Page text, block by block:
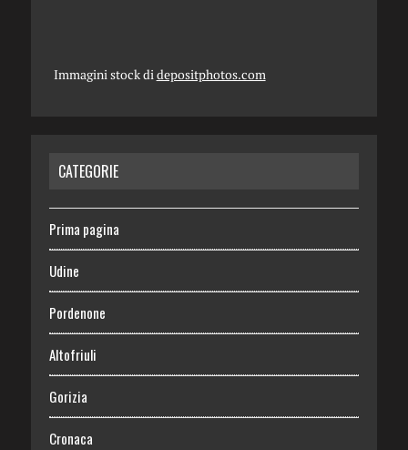
Immagini stock didepositphotos.com
CATEGORIE
Prima pagina
Udine
Pordenone
Altofriuli
Gorizia
Cronaca